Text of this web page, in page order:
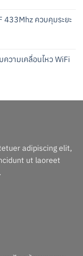
433Mhz ควบคุมระยะ
ความเคลื่อนไหว WiFi
adipiscing elit,
ut laoreet